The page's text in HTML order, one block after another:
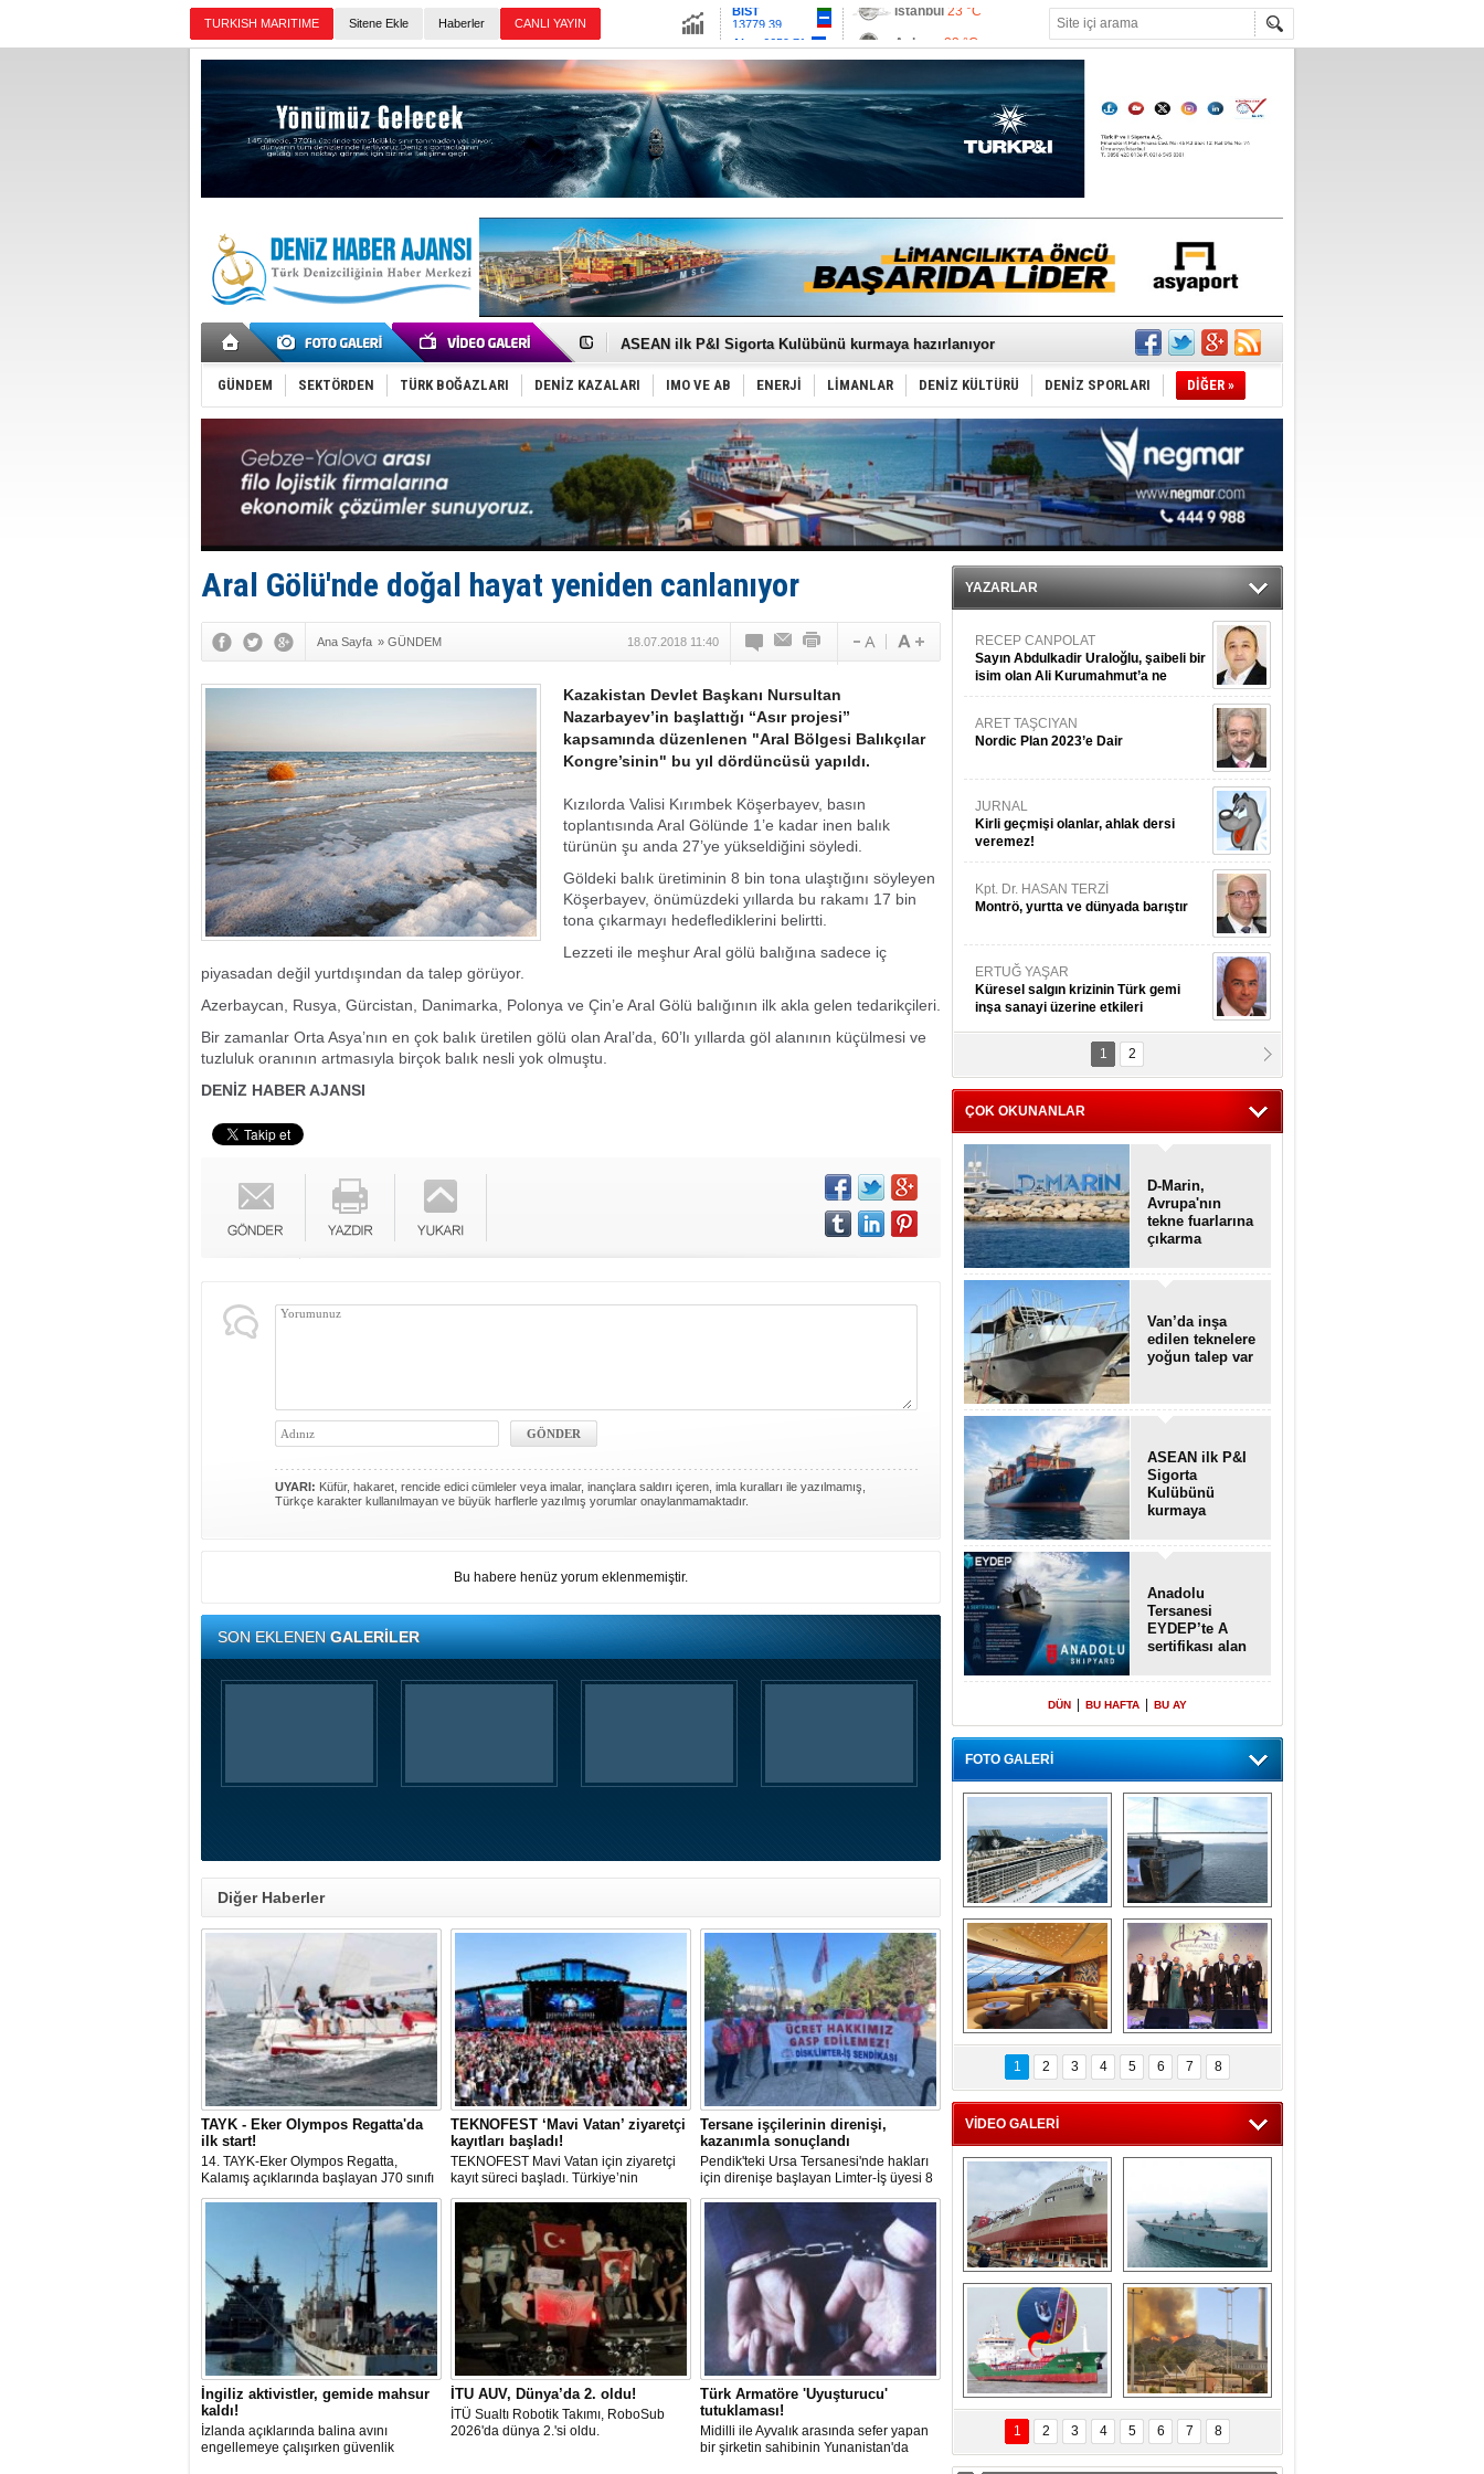
TURKISH MARITIME Sitene Ekle Haberler CANLI YAYIN
Altın6659.71
Euro55.1259 Antalya27 °C
Muğla 23 °C
Çanakkale 25 °C
D-Marin, Avrupa'nın tekne fuarlarına çıkarma yapacak
ASEAN ilk P&I Sigorta Kulübünü kurmaya hazırlanıyor
TAYK - Eker Olympos Regatta'da ilk start!
İstanbul ve Çanakkale: 6 ayda 40.000 gemi
TEKNOFEST ‘Mavi Vatan’ ziyaretçi kayıtları başladı!
Tersane işçilerinin direnişi, kazanımla sonuçlandı
İngiliz aktivistler, gemide mahsur kaldı!
FESCO, Karadeniz'de yeni sevkiyat taleplerini durdurdu
DESE, BIMCO’ya katıldı
GİMBİRDER gemi inşa yan sanayinin sorunlarını tartıştı
35 milyon TL'lik tekne projesinde karar çıktı
İnsansız cankurtaran ihalesini BlueForge kazandı
Anadolu Tersanesi EYDEP’te A sertifikası alan ilk tersane oldu
GÜNDEM SEKTÖRDEN TÜRK BOĞAZLARI DENİZ KAZALARI IMO VE AB ENERJİ LİMANLAR DENİZ KÜLTÜRÜ DENİZ SPORLARI DİĞER »
Aral Gölü'nde doğal hayat yeniden canlanıyor
Ana Sayfa » GÜNDEM 18.07.2018 11:40
Kazakistan Devlet Başkanı Nursultan
Nazarbayev’in başlattığı “Asır projesi”
kapsamında düzenlenen "Aral Bölgesi Balıkçılar
Kongre’sinin" bu yıl dördüncüsü yapıldı.
Kızılorda Valisi Kırımbek Köşerbayev, basın
toplantısında Aral Gölünde 1’e kadar inen balık
türünün şu anda 27’ye yükseldiğini söyledi.
Göldeki balık üretiminin 8 bin tona ulaştığını söyleyen
Köşerbayev, önümüzdeki yıllarda bu rakamı 17 bin
tona çıkarmayı hedeflediklerini belirtti.
Lezzeti ile meşhur Aral gölü balığına sadece iç
piyasadan değil yurtdışından da talep görüyor.
Azerbaycan, Rusya, Gürcistan, Danimarka, Polonya ve Çin’e Aral Gölü balığının ilk akla gelen tedarikçileri.
Bir zamanlar Orta Asya’nın en çok balık üretilen gölü olan Aral’da, 60’lı yıllarda göl alanının küçülmesi ve
tuzluluk oranının artmasıyla birçok balık nesli yok olmuştu.
DENİZ HABER AJANSI
UYARI: Küfür, hakaret, rencide edici cümleler veya imalar, inançlara saldırı içeren, imla kuralları ile yazılmamış,
Türkçe karakter kullanılmayan ve büyük harflerle yazılmış yorumlar onaylanmamaktadır.
Bu habere henüz yorum eklenmemiştir.
SON EKLENENGALERİLER
Diğer Haberler
TAYK - Eker Olympos Regatta'da
ilk start!
14. TAYK-Eker Olympos Regatta,
Kalamış açıklarında başlayan J70 sınıfı
yarışlarıyla ilk startını verdi. İstanbul'u 10
gün boyunca yelken coşkusuyla
buluşturacak organizasyonun ilk
gününde 9 tekne rüzgârla buluştu.
TEKNOFEST ‘Mavi Vatan’ ziyaretçi
kayıtları başladı!
TEKNOFEST Mavi Vatan için ziyaretçi
kayıt süreci başladı. Türkiye’nin
denizcilik ve savunma teknolojilerine
odaklanan etkinliği, 20-23 Ağustos
tarihleri arasında Gölcük Tersanesi
Komutanlığı’nda gerçekleştirilecek.
Tersane işçilerinin direnişi,
kazanımla sonuçlandı
Pendik'teki Ursa Tersanesi'nde hakları
için direnişe başlayan Limter-İş üyesi 8
işçinin mücadelesi sonuç verdi. İşveren,
arabulucu görüşmesinde tüm
alacakların ödenmesini kabul etti.
Sendika, sözlerin tutulmaması halinde
direnişin süreceğini açıkladı
İngiliz aktivistler, gemide mahsur
kaldı!
İzlanda açıklarında balina avını
engellemeye çalışırken güvenlik
İTU AUV, Dünya’da 2. oldu!
İTÜ Sualtı Robotik Takımı, RoboSub
2026'da dünya 2.'si oldu.
Türk Armatöre 'Uyuşturucu'
tutuklaması!
Midilli ile Ayvalık arasında sefer yapan
bir şirketin sahibinin Yunanistan'da
YAZARLAR
RECEP CANPOLAT
Sayın Abdulkadir Uraloğlu, şaibeli bir
isim olan Ali Kurumahmut’a ne
danışıyorsunuz?
ARET TAŞCIYAN
Nordic Plan 2023’e Dair
JURNAL
Kirli geçmişi olanlar, ahlak dersi
veremez!
Kpt. Dr. HASAN TERZİ
Montrö, yurtta ve dünyada barıştır
ERTUĞ YAŞAR
Küresel salgın krizinin Türk gemi
inşa sanayi üzerine etkileri
Kpt. MESUT AZMİ GÖKSOY
ithafen...
1 2
ÇOK OKUNANLAR
D-Marin,
Avrupa'nın
tekne fuarlarına
çıkarma
Van’da inşa
edilen teknelere
yoğun talep var
ASEAN ilk P&I
Sigorta
Kulübünü
kurmaya
Anadolu
Tersanesi
EYDEP’te A
sertifikası alan
DÜN BU HAFTA BU AY
FOTO GALERİ
“Gemi içinde gemi”
konsepti ile MSC
Splendida
Dünyada tek!
Denizaltı yüzer
havuzu intikal
seyrine başladı
MSC'den 55 milyon
euroluk turizm geliri
müjdesi
5. Bosphorus Ship
Brokers Dinner,
İstanbul’da yapıldı
1 2 3 4 5 6 7 8
VİDEO GALERİ
Çeksan Tersanesi,
Başaran Bayrak
tankerini suya
indirdi
TCG Anadolu,
tersane teknik
seyrini tamamladı
Göçmenlerin
imdadına Türk
sahipli MINA DENIZ
yetişti
Milas’taki yangın
yeniden termik
santrallere doğru
ilerliyor
1 2 3 4 5 6 7 8